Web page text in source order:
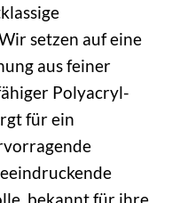
setzen auf eine
aus feiner
Polyacryl-
für ein
bekannt für ihre